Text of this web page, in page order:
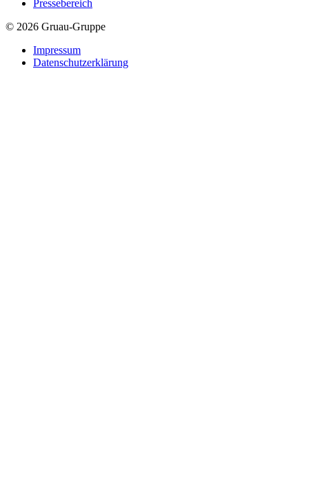
Pressebereich
© 2026 Gruau-Gruppe
Impressum
Datenschutzerklärung